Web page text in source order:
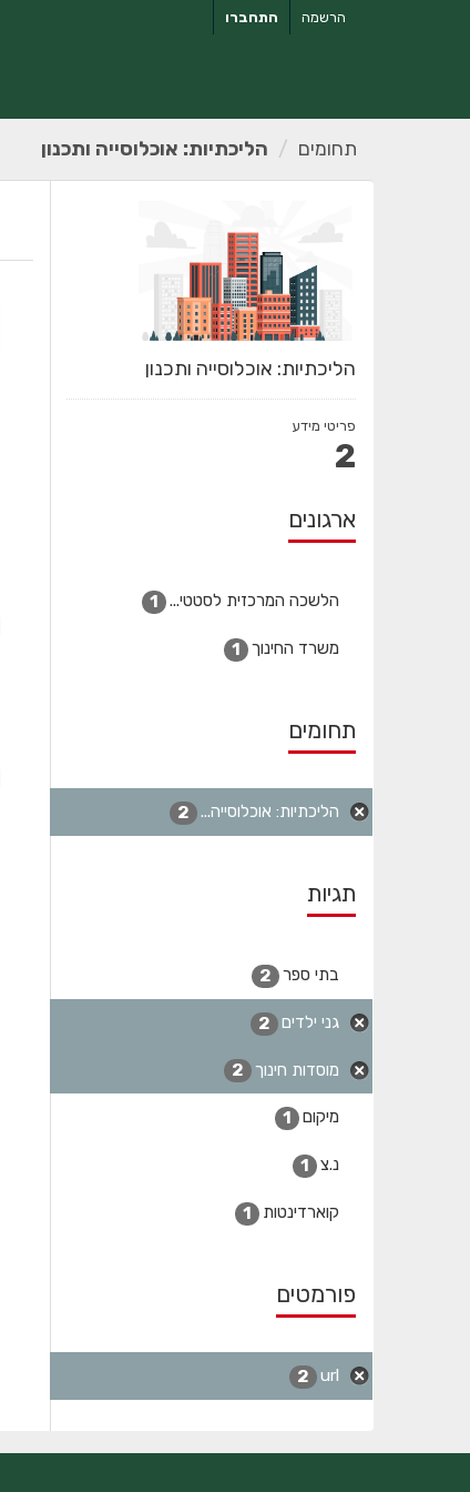
התחברו הרשמה
תחומים הליכתיות: אוכלוסייה ותכנון
הליכתיות: אוכלוסייה ותכנון
פריטי מידע
2
ארגונים
הלשכה המרכזית לסטטי... 1
משרד החינוך 1
תחומים
הליכתיות: אוכלוסייה... 2
תגיות
בתי ספר 2
גני ילדים 2
מוסדות חינוך 2
מיקום 1
נ.צ 1
קוארדינטות 1
פורמטים
url
2